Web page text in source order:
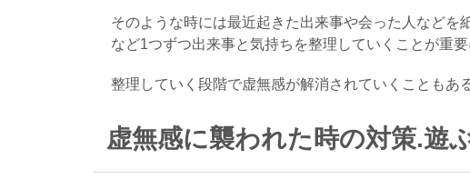
そのような時には最近起きた出来事や会った人など
など1つずつ出来事と気持ちを整理していくことが重要
整理していく段階で虚無感が解消されていくこともあ
虚無感に襲われた時の対策.遊